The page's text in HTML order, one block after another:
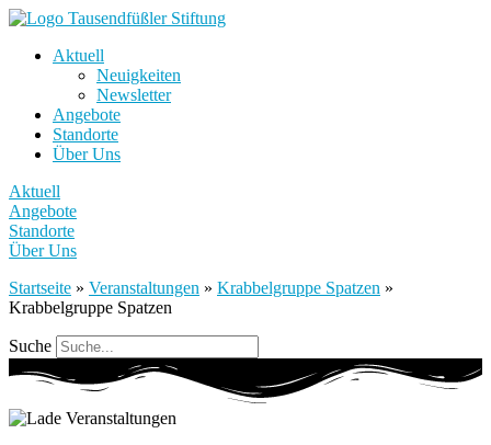
Aktuell
Neuigkeiten
Newsletter
Angebote
Standorte
Über Uns
Aktuell
Angebote
Standorte
Über Uns
Startseite » Veranstaltungen » Krabbelgruppe Spatzen »
Krabbelgruppe Spatzen
Suche